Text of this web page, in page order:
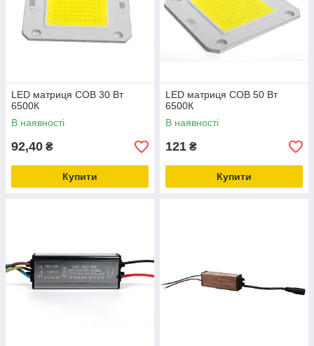
LED матриця COB 30 Вт
6500К
В наявності
92,40 ₴
Купити
LED матриця COB 50 Вт
6500К
В наявності
121 ₴
Купити